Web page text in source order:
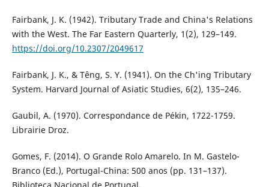
Fairbank, J. K. (1942). Tributary Trade and China's Relations
with the West. The Far Eastern Quarterly, 1(2), 129–149.
https://doi.org/10.2307/2049617
Fairbank, J. K., & Têng, S. Y. (1941). On the Ch'ing Tributary
System. Harvard Journal of Asiatic Studies, 6(2), 135–246.
Gaubil, A. (1970). Correspondance de Pékin, 1722-1759.
Librairie Droz.
Gomes, F. (2014). O Grande Rolo Amarelo. In M. Gastelo-
Branco (Ed.), Portugal-China: 500 anos (pp. 131–137).